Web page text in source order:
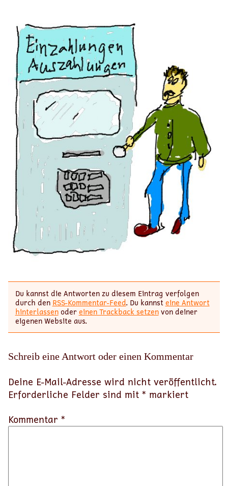
Du kannst die Antworten zu diesem Eintrag verfolgen
durch den RSS-Kommentar-Feed. Du kannsteine Antwort
hinterlassenodereinen Trackback setzenvon deiner
eigenen Website aus.
Schreib eine Antwort oder einen Kommentar
Deine E-Mail-Adresse wird nicht veröffentlicht.
Erforderliche Felder sind mit * markiert
Kommentar *